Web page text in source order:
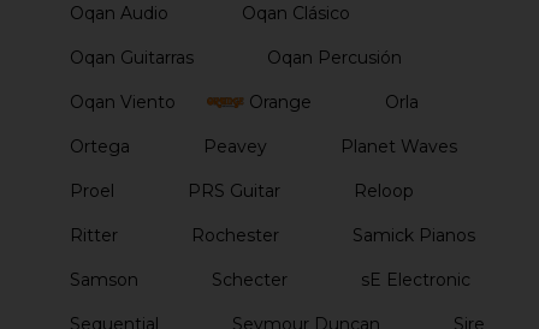
Oqan Audio Oqan Clásico
Oqan Guitarras Oqan Percusión
Oqan Viento Orange Orla
Ortega Peavey Planet Waves
Proel PRS Guitar Reloop
Ritter Rochester Samick Pianos
Samson Schecter sE Electronic
Sequential Seymour Duncan Sire